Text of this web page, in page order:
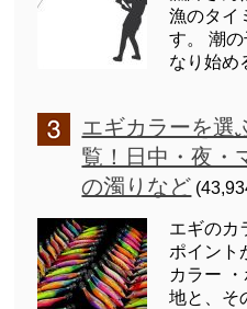
漁のタイ
す。 潮
なり始め
エギカラーを選
覧！日中・夜・
の濁りなど
エギのカ
ポイント
カラー
地と、そ